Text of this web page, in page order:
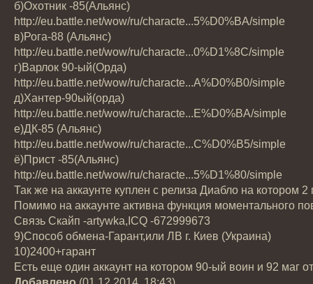
б)Охотник -85(Альянс)
http://eu.battle.net/wow/ru/characte...5%D0%BA/simple
в)Рога-88 (Альянс)
http://eu.battle.net/wow/ru/characte...0%D1%8C/simple
г)Варлок 90-ый(Орда)
http://eu.battle.net/wow/ru/characte...A%D0%B0/simple
д)Хантер-90ый(орда)
http://eu.battle.net/wow/ru/characte...E%D0%BA/simple
е)ДК-85 (Альянс)
http://eu.battle.net/wow/ru/characte...C%D0%B5/simple
ё)Прист -85(Альянс)
http://eu.battle.net/wow/ru/characte...5%D1%80/simple
Так же на аккаунте куплен с релиза Диабло на котором
Помимо на аккаунте активна функция моментального
Связь Скайп -artywka,ICQ -672999673
9)Способ обмена-Гарант,или ЛВ г. Киев (Украина)
10)2400+гарант
Есть еще один аккаунт на котором 90-ый воин и 92 маг